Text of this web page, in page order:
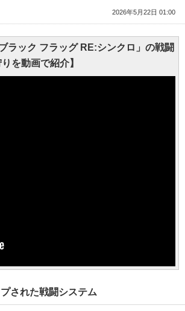
2026年5月22日 01:00
ラック フラッグ RE:シンクロ」の戦闘
を動画で紹介】
された戦闘システム